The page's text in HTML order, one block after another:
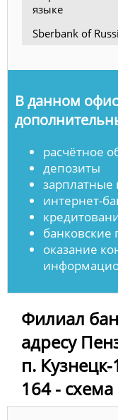
языке
Sberbank of
В данном
расчётное
депозиты
зарплатные
интернет-
банковские
оказание
Филиал
адресу
п.
164 -